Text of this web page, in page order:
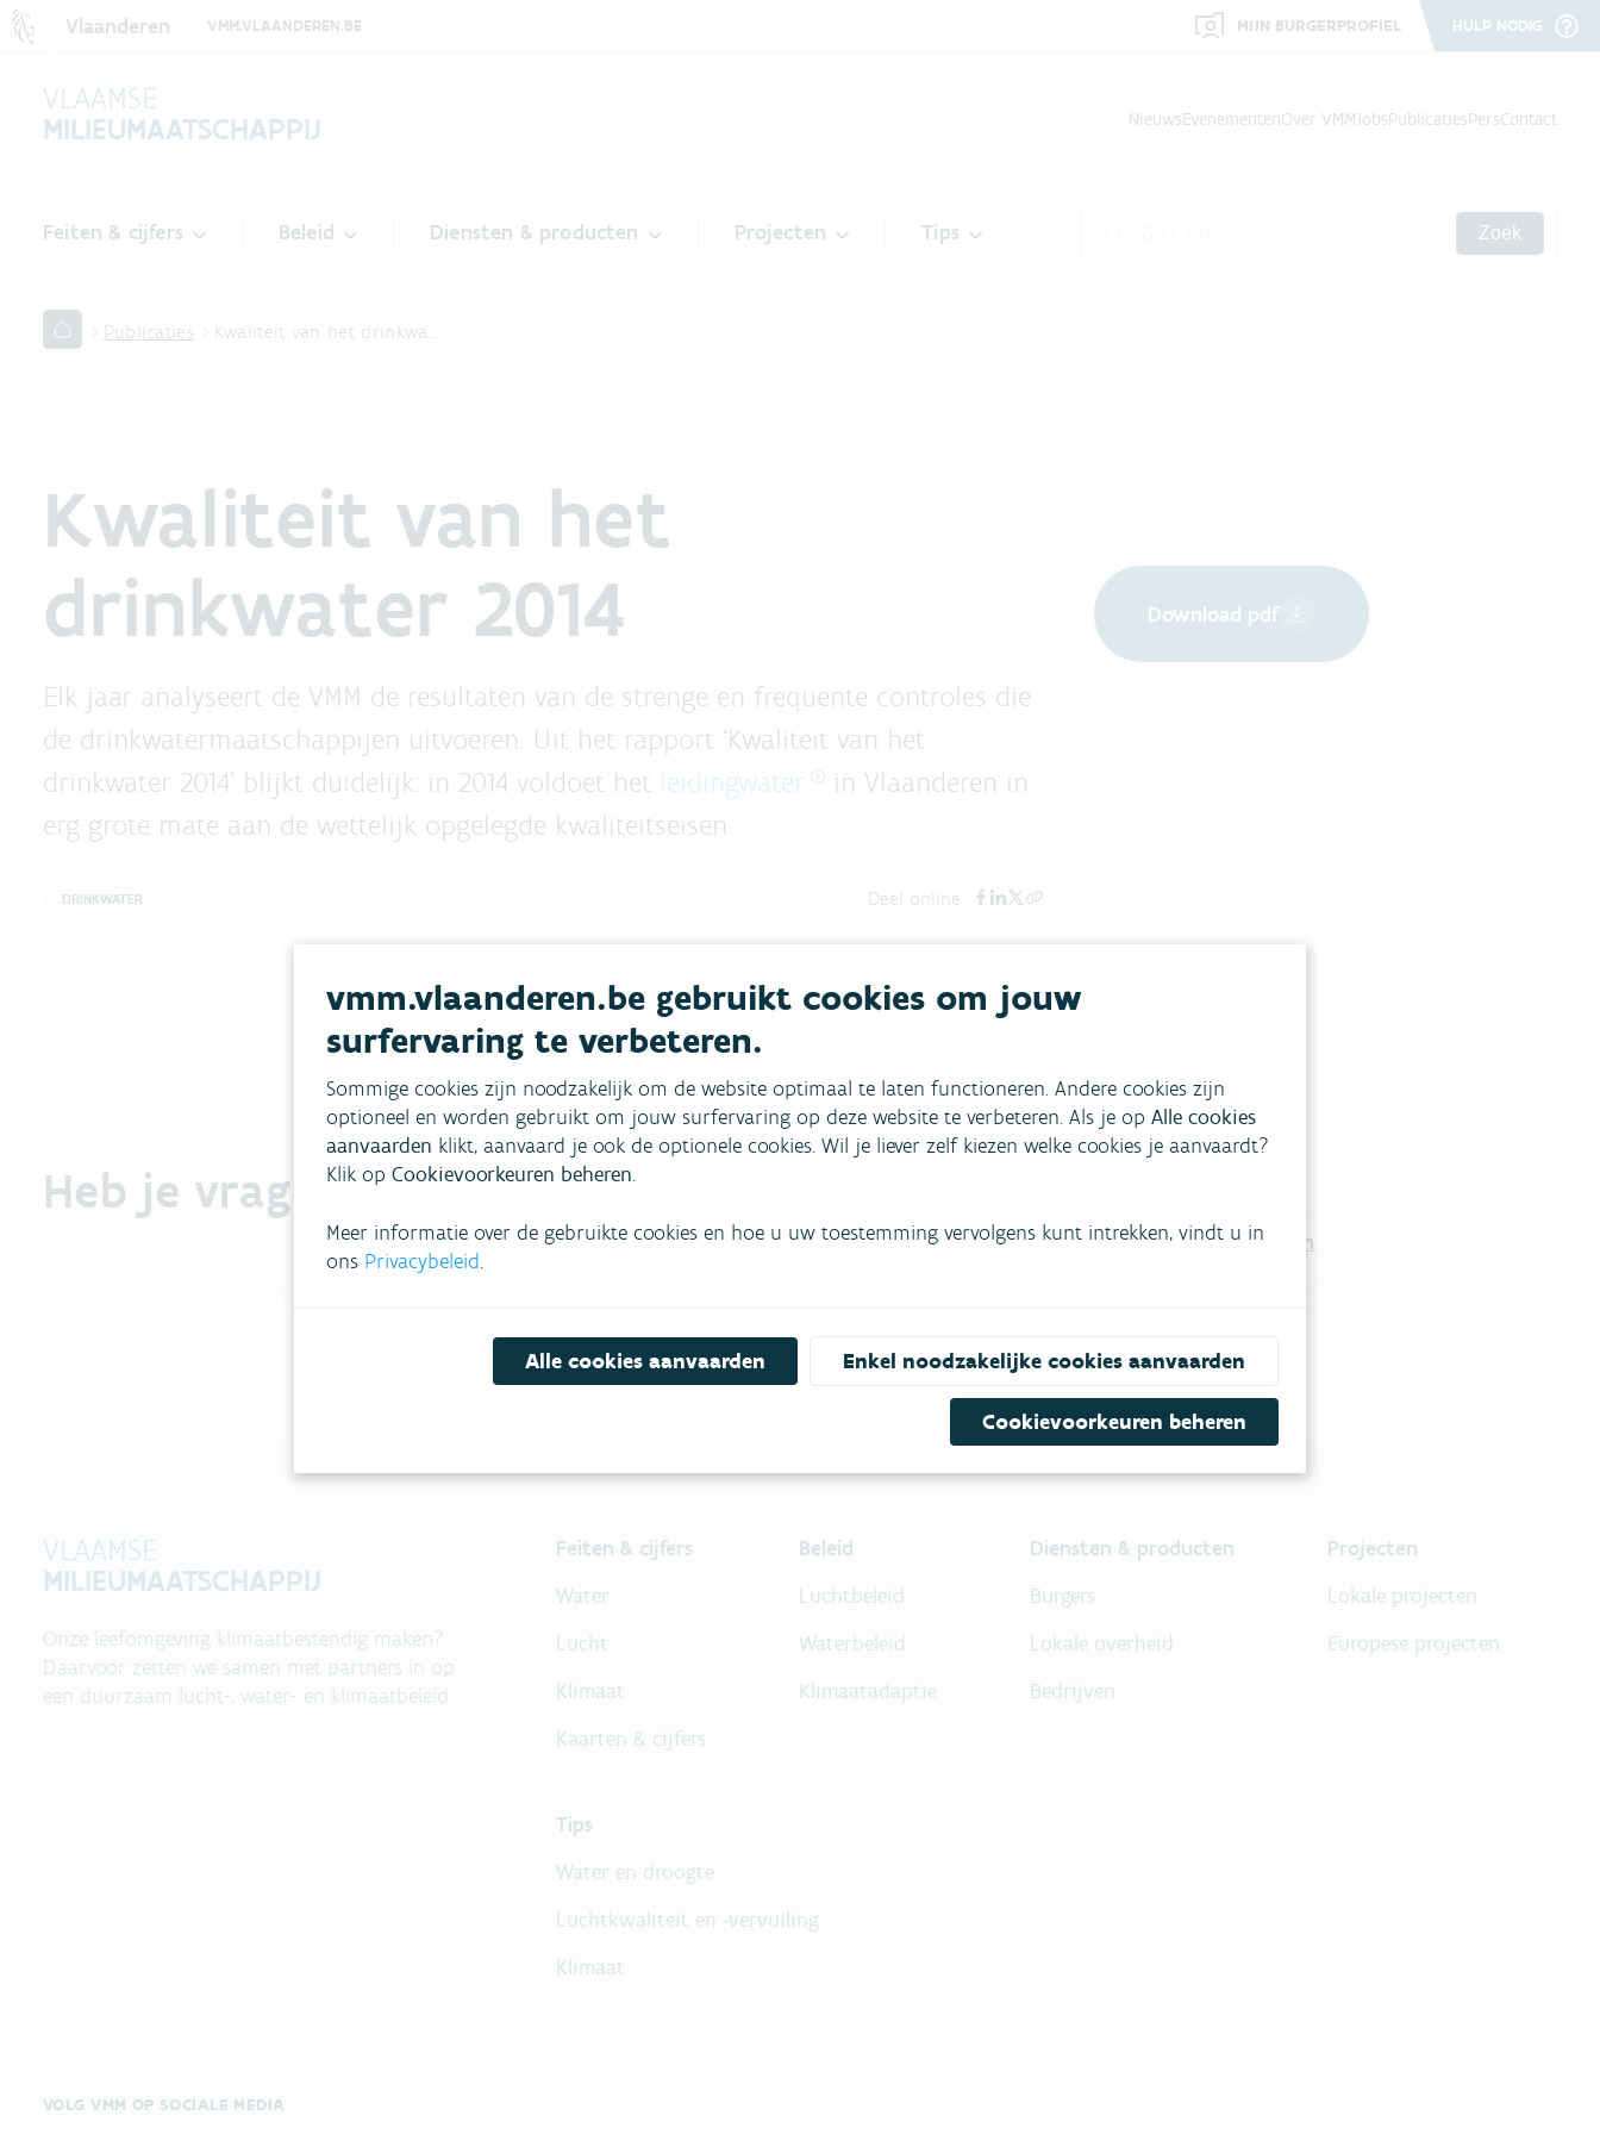
Vlaanderen VMM.VLAANDEREN.BE MIJN BURGERPROFIEL HULP NODIG
VLAAMSE
MILIEUMAATSCHAPPIJ
NieuwsEvenementenOver VMMJobsPublicatiesPersContact
Feiten & cijfers Beleid Diensten & producten Projecten Tips Zoek
Publicaties Kwaliteit van het drinkwa…
Kwaliteit van het
drinkwater 2014
Elk jaar analyseert de VMM de resultaten van de strenge en frequente controles die
de drinkwatermaatschappijen uitvoeren. Uit het rapport ‘Kwaliteit van het
drinkwater 2014’ blijkt duidelijk: in 2014 voldoet het leidingwater
in Vlaanderen in
erg grote mate aan de wettelijk opgelegde kwaliteitseisen.
DRINKWATER Deel online
Download pdf
Heb je vragen?
Niet gevonden wat je zocht? Vul ons contactformulier in.
VLAAMSE
MILIEUMAATSCHAPPIJ
Onze leefomgeving klimaatbestendig maken?
Daarvoor zetten we samen met partners in op
een duurzaam lucht-, water- en klimaatbeleid.
VOLG VMM OP SOCIALE MEDIA
Feiten & cijfers
Water
Lucht
Klimaat
Kaarten & cijfers
Beleid
Luchtbeleid
Waterbeleid
Klimaatadaptie
Diensten & producten
Burgers
Lokale overheid
Bedrijven
Projecten
Lokale projecten
Europese projecten
Tips
Water en droogte
Luchtkwaliteit en -vervuiling
Klimaat
vmm.vlaanderen.be gebruikt cookies om jouw
surfervaring te verbeteren.
Sommige cookies zijn noodzakelijk om de website optimaal te laten functioneren. Andere cookies zijn
optioneel en worden gebruikt om jouw surfervaring op deze website te verbeteren. Als je op Alle cookies
aanvaarden klikt, aanvaard je ook de optionele cookies. Wil je liever zelf kiezen welke cookies je aanvaardt?
Klik op Cookievoorkeuren beheren.
Meer informatie over de gebruikte cookies en hoe u uw toestemming vervolgens kunt intrekken, vindt u in
ons Privacybeleid.
Alle cookies aanvaarden Enkel noodzakelijke cookies aanvaarden
Cookievoorkeuren beheren